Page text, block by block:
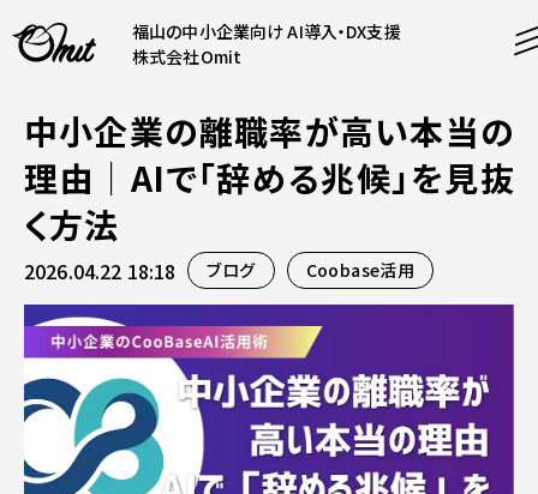
福山の中小企業向け AI導入・DX支援
株式会社Omit
SERVICE
事業内容
AI導入支援
システム開発
ホームページ制作
CONTENT
コンテンツ
課題解決
制作実績
料金表
COMPANY
企業案内
会社概要
中小企業の離職率が高い本当の
理由｜AIで「辞める兆候」を見抜
く方法
2026.04.22 18:18 ブログ Coobase活用